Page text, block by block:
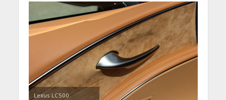
Lexus LC500